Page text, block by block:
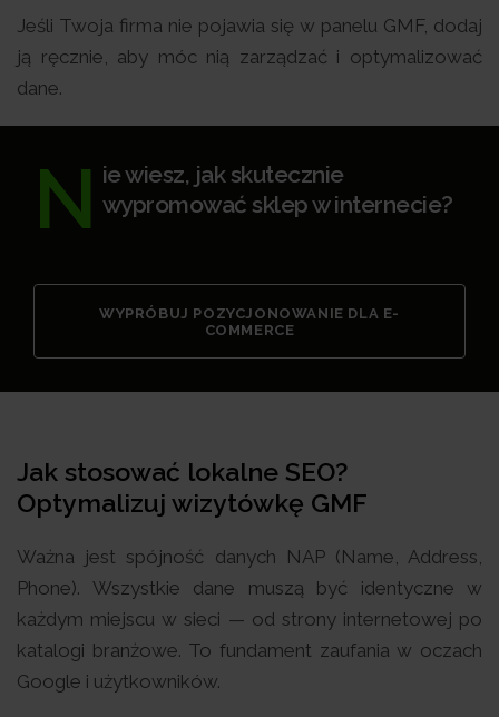
Jeśli Twoja firma nie pojawia się w panelu GMF, dodaj
ją ręcznie, aby móc nią zarządzać i optymalizować
dane.
N ie wiesz, jak skutecznie
wypromować sklep w internecie?
WYPRÓBUJ POZYCJONOWANIE DLA E-
COMMERCE
Jak stosować lokalne SEO?
Optymalizuj wizytówkę GMF
Ważna jest spójność danych NAP (Name, Address,
Phone). Wszystkie dane muszą być identyczne w
każdym miejscu w sieci — od strony internetowej po
katalogi branżowe. To fundament zaufania w oczach
Google i użytkowników.